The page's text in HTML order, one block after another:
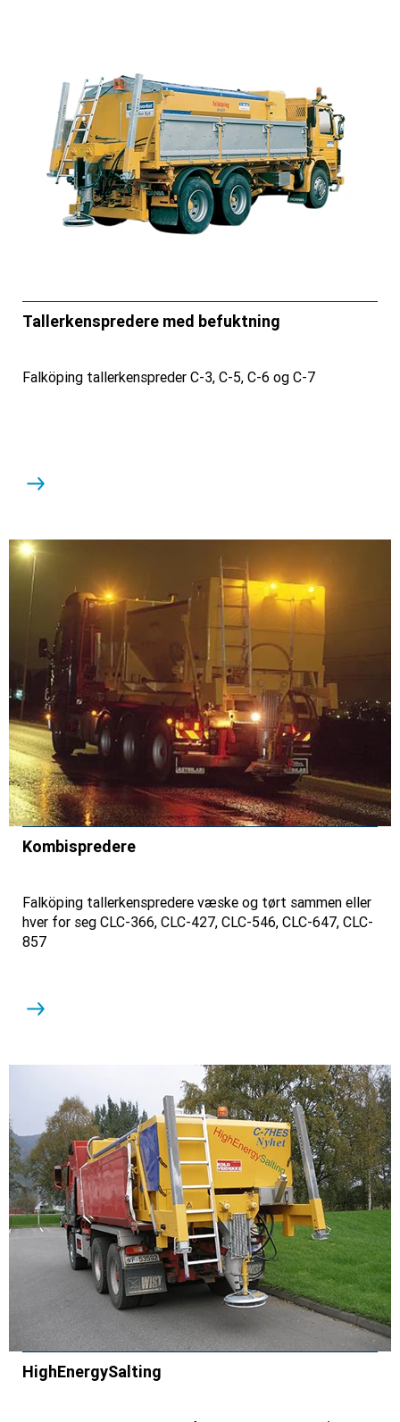
Tallerkenspredere med befuktning
Falköping tallerkenspreder C-3, C-5, C-6 og C-7
Kombispredere
Falköping tallerkenspredere væske og tørt sammen eller
hver for seg CLC-366, CLC-427, CLC-546, CLC-647, CLC-
857
HighEnergySalting